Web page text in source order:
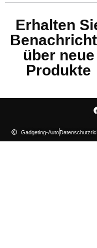
Erhalten
über neue
Produkte
Gadgeting-Auto